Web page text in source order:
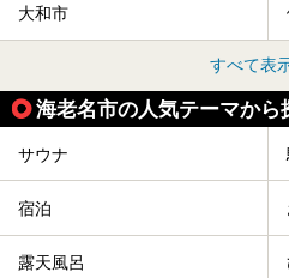
大和市
すべて表
海老名市の人気テーマから
サウナ
宿泊
露天風呂